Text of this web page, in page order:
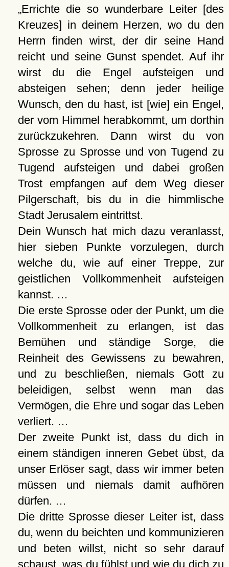
Errichte die so wunderbare Leiter [des
Kreuzes] in deinem Herzen, wo du den
Herrn finden wirst, der dir seine Hand
reicht und seine Gunst spendet. Auf ihr
wirst du die Engel aufsteigen und
absteigen sehen; denn jeder heilige
Wunsch, den du hast, ist [wie] ein Engel,
der vom Himmel herabkommt, um dorthin
zurückzukehren. Dann wirst du von
Sprosse zu Sprosse und von Tugend zu
Tugend aufsteigen und dabei großen
Trost empfangen auf dem Weg dieser
Pilgerschaft, bis du in die himmlische
Stadt Jerusalem eintrittst.
Dein Wunsch hat mich dazu veranlasst,
hier sieben Punkte vorzulegen, durch
welche du, wie auf einer Treppe, zur
geistlichen Vollkommenheit aufsteigen
kannst. …
Die erste Sprosse oder der Punkt, um die
Vollkommenheit zu erlangen, ist das
Bemühen und ständige Sorge, die
Reinheit des Gewissens zu bewahren,
und zu beschließen, niemals Gott zu
beleidigen, selbst wenn man das
Vermögen, die Ehre und sogar das Leben
verliert. …
Der zweite Punkt ist, dass du dich in
einem ständigen inneren Gebet übst, da
unser Erlöser sagt, dass wir immer beten
müssen und niemals damit aufhören
dürfen. …
Die dritte Sprosse dieser Leiter ist, dass
du, wenn du beichten und kommunizieren
und beten willst, nicht so sehr darauf
schaust, was du fühlst und wie du dich zu